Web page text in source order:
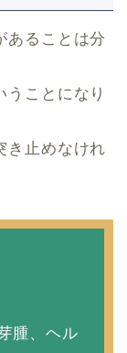
あることは分
ことになり
き止めなけれ
腫、ヘル